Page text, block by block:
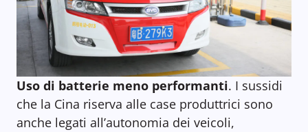
Uso di batterie meno performanti. I sussidi
che la Cina riserva alle case produttrici sono
anche legati all’autonomia dei veicoli,